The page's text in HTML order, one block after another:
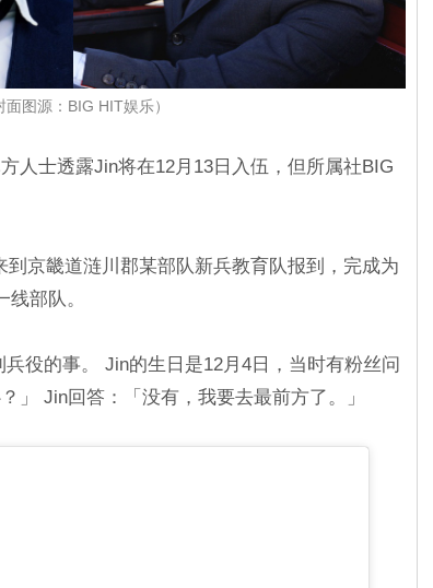
面图源：BIG HIT娱乐）
人士透露Jin将在12月13日入伍，但所属社BIG
京畿道涟川郡某部队新兵教育队报到，完成为
部队。
役的事。 Jin的生日是12月4日，当时有粉丝问
」 Jin回答：「没有，我要去最前方了。」